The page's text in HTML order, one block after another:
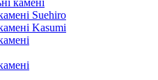
камені
Suehiro
Kasumi